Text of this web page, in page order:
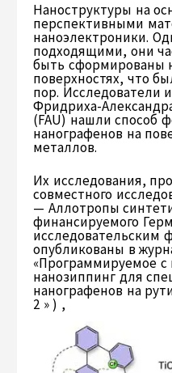
Наноструктуры на
перспективными
наноэлектроники.
подходящими, они
быть сформированы
поверхностях, что
пор. Исследователи
Фридриха-
(FAU) нашли способ
нанографенов на
металлов.
Их исследования,
совместного
— Аллотропы
финансируемого
исследовательским
опубликованы в
«Программируемое
нанозиппинг для
нанографенов на
2 » ) ,